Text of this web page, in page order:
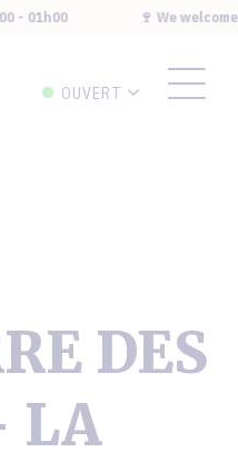
- 01h00 🍷 We
OUVERT
DES
LA